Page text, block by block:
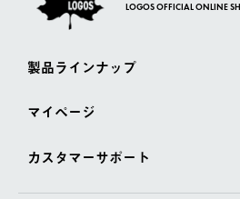
LOGOS OFFICIAL ONLINE
製品ラインナップ
マイページ
カスタマーサポート